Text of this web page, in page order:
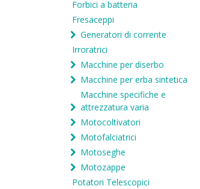
Forbici a batteria
Fresaceppi
Generatori di corrente
Irroratrici
Macchine per diserbo
Macchine per erba sintetica
Macchine specifiche e
attrezzatura varia
Motocoltivatori
Motofalciatrici
Motoseghe
Motozappe
Potatori Telescopici